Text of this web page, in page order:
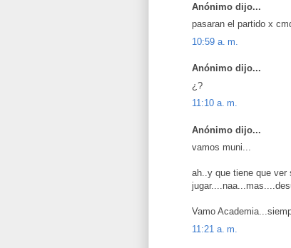
Anónimo dijo...
pasaran el partido x
10:59 a. m.
Anónimo dijo...
¿?
11:10 a. m.
Anónimo dijo...
vamos muni...
ah..y que tiene que ver
Vamo
11:21 a. m.